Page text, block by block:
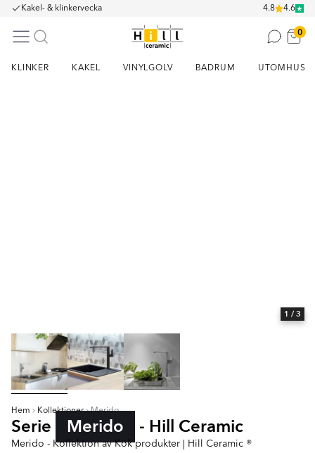
Kakel- & klinkervecka 4.8 4.6
0
KLINKER KAKEL VINYLGOLV BADRUM UTOMHUS
Hem Kollektioner Merido
Serie Merido - Hill Ceramic
Merido - Kollektion av Kök produkter | Hill Ceramic ®
1 / 3